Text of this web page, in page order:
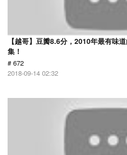
【越哥】豆瓣8.6分，2010年最有味
集！
# 672
2018-09-14 02:32